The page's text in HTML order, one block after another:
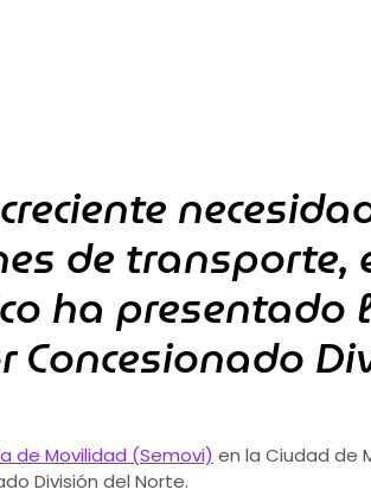
de transporte,
ha presentado
Concesionado
de Movilidad (Semovi) en la Ciudad de
División del Norte.